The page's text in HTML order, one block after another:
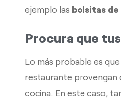
ejemplo las bolsitas
Procura que
Lo más probable es
restaurante provengan
cocina. En este caso,